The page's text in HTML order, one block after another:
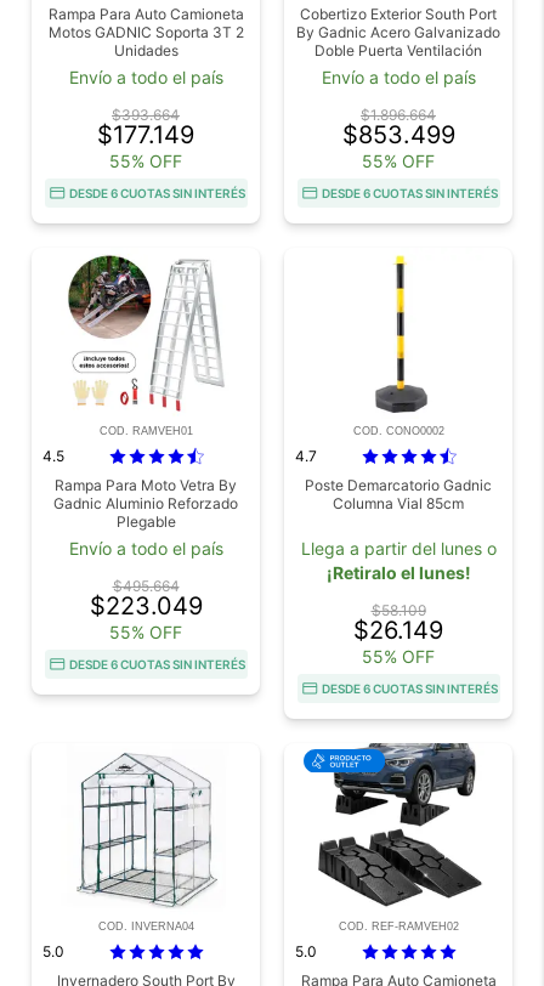
Rampa Para Auto Camioneta
Motos GADNIC Soporta 3T 2
Unidades
Envío a todo el país
$393.664
$177.149
55% OFF
DESDE 6 CUOTAS SIN INTERÉS
Cobertizo Exterior South Port
By Gadnic Acero Galvanizado
Doble Puerta Ventilación
Galpón 151 x 181 x 195 cm
Envío a todo el país
$1.896.664
$853.499
55% OFF
DESDE 6 CUOTAS SIN INTERÉS
COD. RAMVEH01
4.5
Rampa Para Moto Vetra By
Gadnic Aluminio Reforzado
Plegable
Envío a todo el país
$495.664
$223.049
55% OFF
DESDE 6 CUOTAS SIN INTERÉS
COD. CONO0002
4.7
Poste Demarcatorio Gadnic
Columna Vial 85cm
Llega a partir del lunes o
¡Retiralo el lunes!
$58.109
$26.149
55% OFF
DESDE 6 CUOTAS SIN INTERÉS
COD. INVERNA04
5.0
Invernadero South Port By
COD. REF-RAMVEH02
5.0
Rampa Para Auto Camioneta